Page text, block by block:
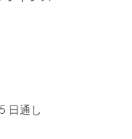
日通し